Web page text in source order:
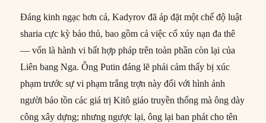
Đáng kinh ngạc hơn cả, Kadyrov đã áp đặt một chế độ luật
sharia cực kỳ bảo thủ, bao gồm cả việc cổ xúy nạn đa thê
— vốn là hành vi bất hợp pháp trên toàn phần còn lại của
Liên bang Nga. Ông Putin đáng lẽ phải cảm thấy bị xúc
phạm trước sự vi phạm trắng trợn này đối với hình ảnh
người bảo tồn các giá trị Kitô giáo truyền thống mà ông dày
công xây dựng; nhưng ngược lại, ông lại ban phát cho tên